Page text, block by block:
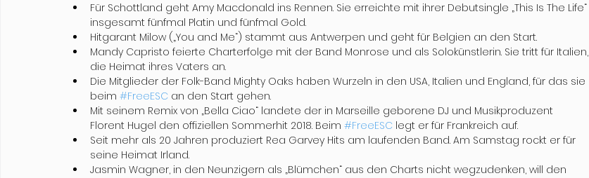
Für Schottland geht Amy Macdonald ins Rennen. Sie erreichte mit ihrer Debutsingle „This Is The Life“
insgesamt fünfmal Platin und fünfmal Gold.
Hitgarant Milow („You and Me“) stammt aus Antwerpen und geht für Belgien an den Start.
Mandy Capristo feierte Charterfolge mit der Band Monrose und als Solokünstlerin. Sie tritt für Italien,
die Heimat ihres Vaters an.
Die Mitglieder der Folk-Band Mighty Oaks haben Wurzeln in den USA, Italien und England, für das sie
beim #FreeESC an den Start gehen.
Mit seinem Remix von „Bella Ciao“ landete der in Marseille geborene DJ und Musikproduzent
Florent Hugel den offiziellen Sommerhit 2018. Beim #FreeESC legt er für Frankreich auf.
Seit mehr als 20 Jahren produziert Rea Garvey Hits am laufenden Band. Am Samstag rockt er für
seine Heimat Irland.
Jasmin Wagner, in den Neunzigern als „Blümchen“ aus den Charts nicht wegzudenken, will den